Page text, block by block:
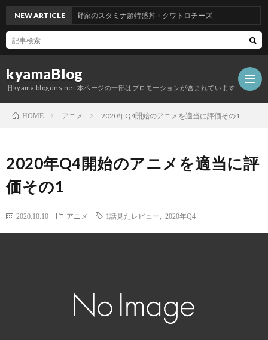
kyamaBlog
旧kyama.blogdns.net 本ページの一部はプロモーションが含まれています
NEW ARTICLE吉野家のスタミナ超特盛丼 + クワトロチーズ
HOME アニメ 2020年Q4開始のアニメを適当に評価その1
2020年Q4開始のアニメを適当に評
価その1
2020.10.10 アニメ 1話見たレビュー 2020年Q4